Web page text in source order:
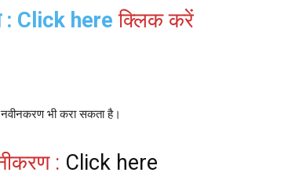
: Click here क्लिक करें
भी करा सकता है।
: Click here